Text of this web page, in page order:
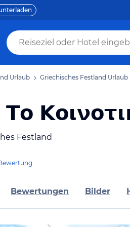
Urlaub Griechisches Festland Urlaub
Festland
Bewertungen Bilder